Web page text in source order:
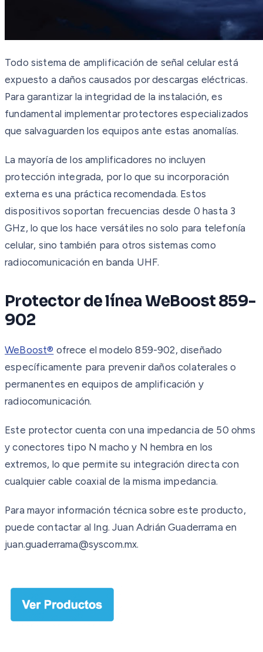
Todo sistema de amplificación de señal celular está
expuesto a daños causados por descargas eléctricas.
Para garantizar la integridad de la instalación, es
fundamental implementar protectores especializados
que salvaguarden los equipos ante estas anomalías.
La mayoría de los amplificadores no incluyen
protección integrada, por lo que su incorporación
externa es una práctica recomendada. Estos
dispositivos soportan frecuencias desde 0 hasta 3
GHz, lo que los hace versátiles no solo para telefonía
celular, sino también para otros sistemas como
radiocomunicación en banda UHF.
Protector de línea WeBoost 859-
902
WeBoost® ofrece el modelo 859-902, diseñado
específicamente para prevenir daños colaterales o
permanentes en equipos de amplificación y
radiocomunicación.
Este protector cuenta con una impedancia de 50 ohms
y conectores tipo N macho y N hembra en los
extremos, lo que permite su integración directa con
cualquier cable coaxial de la misma impedancia.
Para mayor información técnica sobre este producto,
puede contactar al Ing. Juan Adrián Guaderrama en
juan.guaderrama@syscom.mx.